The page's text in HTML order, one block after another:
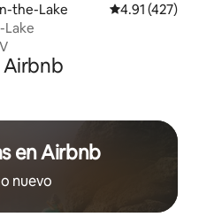
the-Lake Calificación
4.91 (427)
Lake
Airbnb
en Airbnb
nuevo